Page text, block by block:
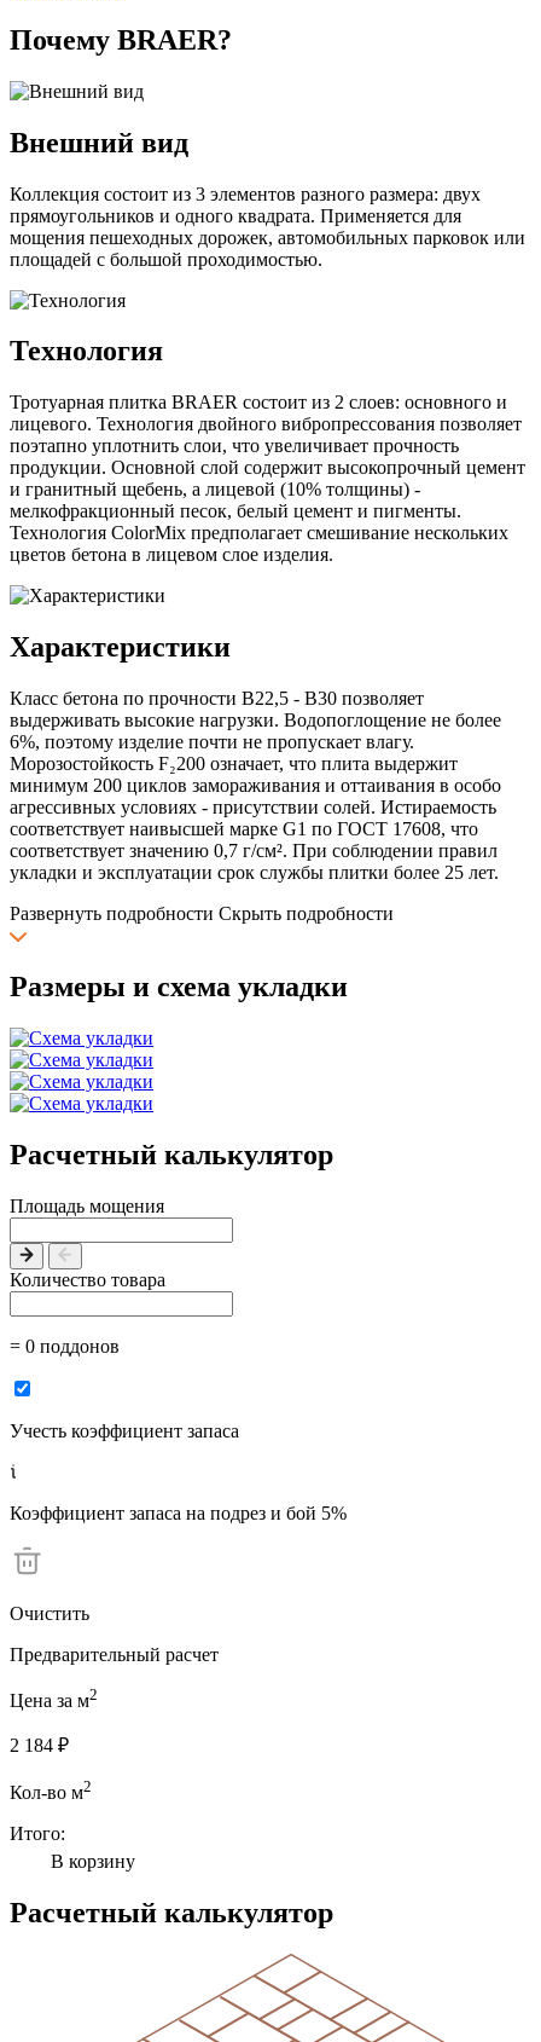
Почему BRAER?
Внешний вид
Коллекция состоит из 3 элементов разного размера: двух
прямоугольников и одного квадрата. Применяется для
мощения пешеходных дорожек, автомобильных парковок или
площадей с большой проходимостью.
Технология
Тротуарная плитка BRAER состоит из 2 слоев: основного и
лицевого. Технология двойного вибропрессования позволяет
поэтапно уплотнить слои, что увеличивает прочность
продукции. Основной слой содержит высокопрочный цемент
и гранитный щебень, а лицевой (10% толщины) -
мелкофракционный песок, белый цемент и пигменты.
Технология ColorMix предполагает смешивание нескольких
цветов бетона в лицевом слое изделия.
Характеристики
Класс бетона по прочности B22,5 - B30 позволяет
выдерживать высокие нагрузки. Водопоглощение не более
6%, поэтому изделие почти не пропускает влагу.
Морозостойкость F₂200 означает, что плита выдержит
минимум 200 циклов замораживания и оттаивания в особо
агрессивных условиях - присутствии солей. Истираемость
соответствует наивысшей марке G1 по ГОСТ 17608, что
соответствует значению 0,7 г/см². При соблюдении правил
укладки и эксплуатации срок службы плитки более 25 лет.
Развернуть подробности Скрыть подробности
Размеры и схема укладки
Расчетный калькулятор
Площадь мощения
Количество товара
= 0 поддонов
Учесть коэффициент запаса
Коэффициент запаса на подрез и бой 5%
Очистить
Предварительный расчет
Цена за м2
2 184 ₽
Кол-во м2
Итого:
В корзину
Расчетный калькулятор